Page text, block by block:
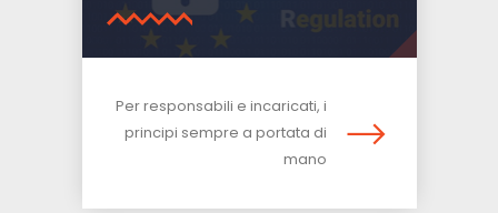
Per responsabili e incaricati, i
principi sempre a portata di
mano